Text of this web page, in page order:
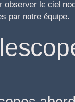
observer le ciel
par notre équipe.